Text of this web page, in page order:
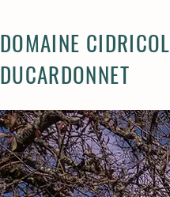
DOMAINE
DUCARDONNET